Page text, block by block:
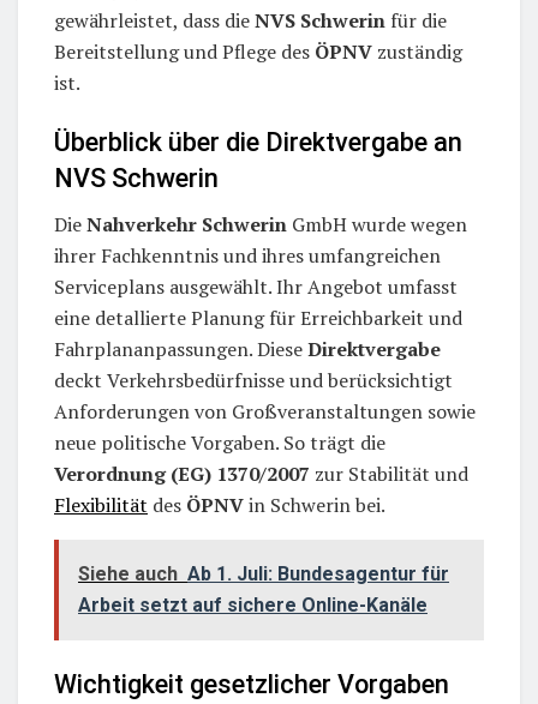
gewährleistet, dass dieNVS Schwerin für die
Bereitstellung und Pflege des ÖPNV zuständig
ist.
Überblick über die Direktvergabe an
NVS Schwerin
DieNahverkehr Schwerin GmbH wurde wegen
ihrer Fachkenntnis und ihres umfangreichen
Serviceplans ausgewählt. Ihr Angebot umfasst
eine detallierte Planung für Erreichbarkeit und
Fahrplananpassungen. DieseDirektvergabe
deckt Verkehrsbedürfnisse und berücksichtigt
Anforderungen von Großveranstaltungen sowie
neue politische Vorgaben. So trägt die
Verordnung (EG) 1370/2007 zur Stabilität und
Flexibilität des ÖPNVin Schwerin bei.
Siehe auch Ab 1. Juli: Bundesagentur für
Arbeit setzt auf sichere Online-Kanäle
Wichtigkeit gesetzlicher Vorgaben